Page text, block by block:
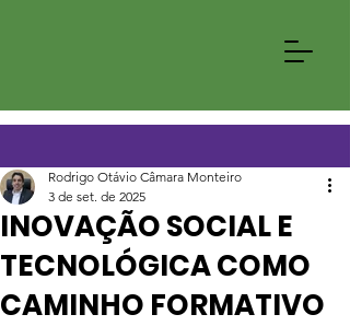
INOVAÇÃO SOCIAL E
TECNOLÓGICA COMO
CAMINHO FORMATIVO
Rodrigo Otávio Câmara Monteiro
3 de set. de 2025